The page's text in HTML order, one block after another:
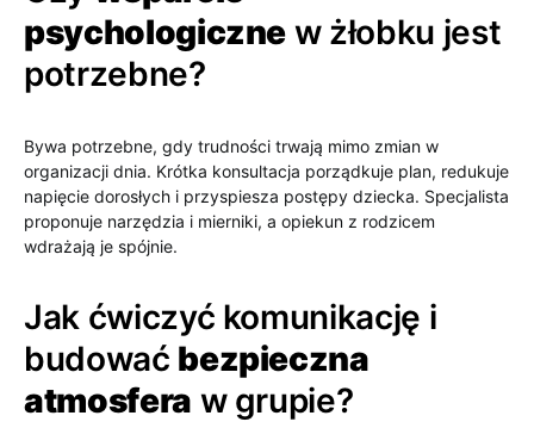
psychologiczne w żłobku jest
potrzebne?
Bywa potrzebne, gdy trudności trwają mimo zmian w
organizacji dnia. Krótka konsultacja porządkuje plan, redukuje
napięcie dorosłych i przyspiesza postępy dziecka. Specjalista
proponuje narzędzia i mierniki, a opiekun z rodzicem
wdrażają je spójnie.
Jak ćwiczyć komunikację i
budować bezpieczna
atmosfera w grupie?